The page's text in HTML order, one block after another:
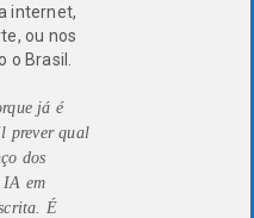
internet,
ou nos
Brasil.
já é
prever qual
dos
IA em
É